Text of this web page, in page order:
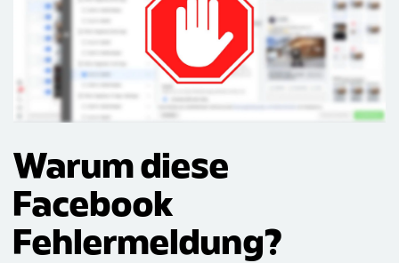
Warum diese
Facebook
Fehlermeldung?